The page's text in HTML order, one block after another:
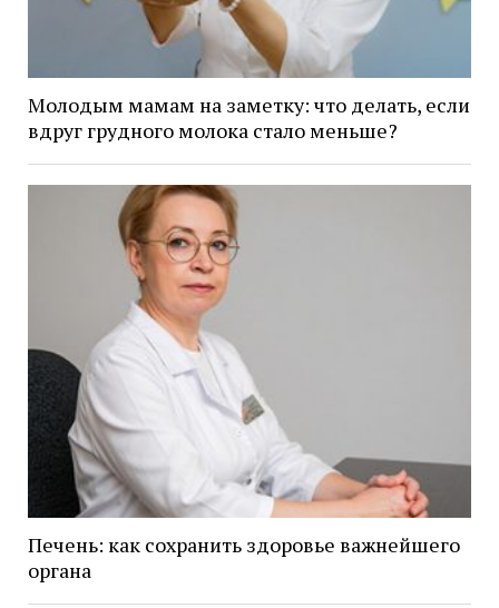
Молодым мамам на заметку: что делать, если
вдруг грудного молока стало меньше?
Печень: как сохранить здоровье важнейшего
органа